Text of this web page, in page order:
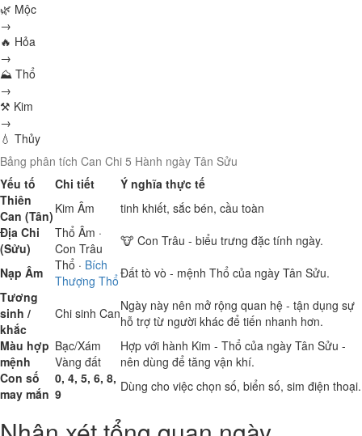
🌿 Mộc
→
🔥 Hỏa
→
⛰ Thổ
→
⚒ Kim
→
💧 Thủy
Bảng phân tích Can Chi 5 Hành ngày Tân Sửu
Yếu tố
Chi tiết
Ý nghĩa thực tế
Thiên
Can (Tân) Kim Âm
tinh khiết, sắc bén, cầu toàn
Địa Chi
(Sửu)
Thổ Âm ·
Con Trâu
🐮 Con Trâu - biểu trưng đặc tính ngày.
Nạp Âm
Thổ · Bích
Thượng ThổĐất tò vò - mệnh Thổ của ngày Tân Sửu.
Tương
sinh /
khắc
Chi sinh CanNgày này nên mở rộng quan hệ - tận dụng sự
hỗ trợ từ người khác để tiến nhanh hơn.
Màu hợp
mệnh
Bạc/Xám
Vàng đất
Hợp với hành Kim - Thổ của ngày Tân Sửu -
nên dùng để tăng vận khí.
Con số
may mắn
0, 4, 5, 6, 8,
9
Dùng cho việc chọn số, biển số, sim điện thoại.